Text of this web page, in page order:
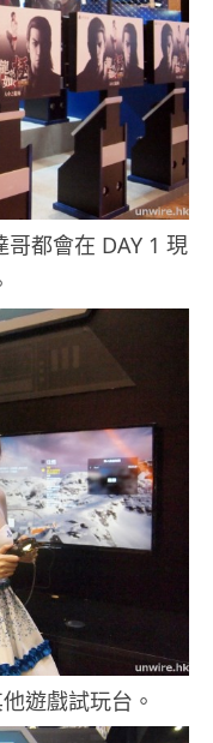
都會在 DAY 1 現
遊戲試玩台。